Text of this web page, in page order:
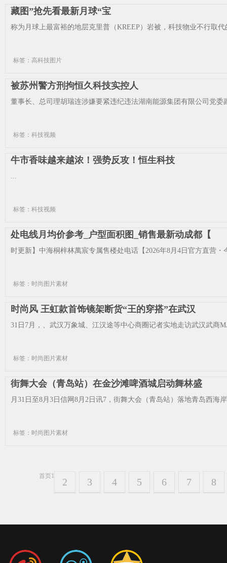
藏图”抢先看最新月球“宝
称为月球上最富裕的地层克里普（KREEP）岩被，科技物业不行取
标签：高科技图片
被苏州警方刑拘恒久科技实控人
董事长、总司理胡瑞连涉嫌要紧违纪违法湖南能源集团有限公司党
标签：科技视频
牛市香味越来越浓！强势反攻！恒生科技
...
标签：科技视频
处电线月均价参考_户型面积图_销售最新动成都【
时更新】中海桐梓林萬宸专属售楼处电话【2026年8月4日官方直营
标签：时尚图片素材
时尚风 王虹款首饰镜架断货“王的穿搭”在武汉
31日7月，、武汉万象城、江汉途等中心商圈记者实地走访武汉武商
标签：时尚图片素材
街舞大会（青岛站）在金沙滩啤酒城启动舞林盛
月31日至8月3日信网8月2日讯7，街舞大会（青岛站）落地青岛西海
标签：时尚图片素材
首页1
2 3 4 5 6 7 8